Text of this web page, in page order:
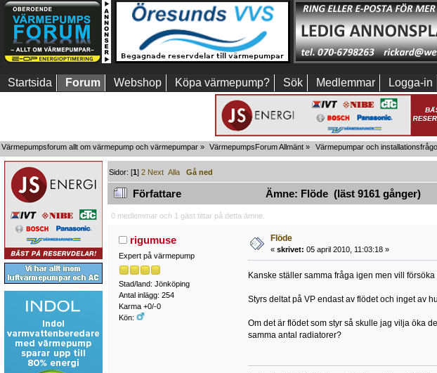
Startsida Forum Webshop Köpa värmepump? Sök Medlemmar Logga-in
Värmepumpsforum allt om värmepump och värmepumpar » VärmepumpsForum Allmänt » Värmepumpar och
Sidor: [1]2 Next Alla Gå ned
Författare Ämne: Flöde (läst 9161 gånger)
0 medlemmar och 1 gäst tittar på detta ämne.
rigumuse
Expert på värmepump
Stad/land: Jönköping
Antal inlägg: 254
Karma +0/-0
Kön:
Flöde
« skrivet: 05 april 2010, 11:03:18 »
Kanske ställer samma fråga igen men vill
Styrs deltat på VP endast av flödet och inget av
Om det är flödet som styr så skulle jag vilja öka
samma antal radiatorer?